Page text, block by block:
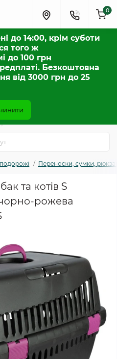
до 14:00, крім суботи
того ж
до 100 грн
Безкоштовна
від 3000 грн до 25
0
Переноски, сумки,
та котів S
рожева